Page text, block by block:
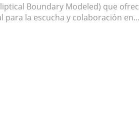
Boundary Modeled) que
para la escucha y colaboración en…